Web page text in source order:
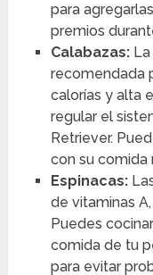
para
premios
Calabazas:La
recomendada
calorías y alta
regular el
Retriever.
con su comida
Espinacas:
de vitaminas
Puedes
comida de tu
para evitar